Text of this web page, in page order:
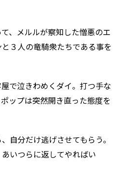
、メルルが察知した憎悪のエ
３人の竜騎衆たちである事を
で泣きわめくダイ。打つ手な
ップは突然開き直った態度を
自分だけ逃げさせてもらう。
いつらに返してやればい